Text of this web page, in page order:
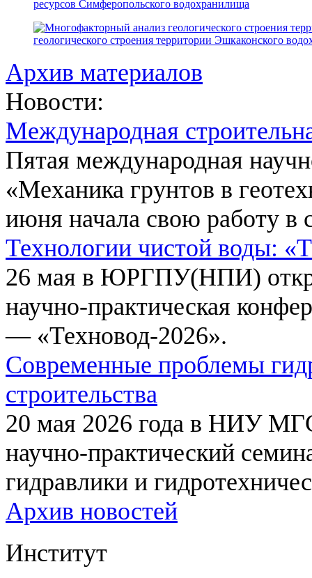
ресурсов Симферопольского водохранилища
геологического строения территории Эшкаконского
Архив материалов
Новости:
Международная
Пятая международная
«Механика грунтов в
июня начала свою работу в
Технологии чистой воды:
26 мая в ЮРГПУ(НПИ)
научно-практическая
— «Техновод-2026».
Современные проблемы
строительства
20 мая 2026 года в НИУ
научно-практический
гидравлики и
Архив новостей
Институт